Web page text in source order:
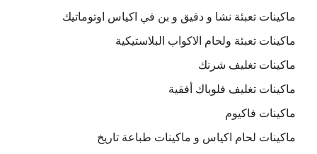
ماكينات تعبئة نشا و دقيق و بن في اكياس اوتوماتيك
ماكينات تعبئة ولحام الاكواب البلاستيكية
ماكينات تغليف شرنك
ماكينات تغليف فلوباك أفقية
ماكينات فاكيوم
ماكينات لحام اكياس و ماكينات طباعة تاريخ